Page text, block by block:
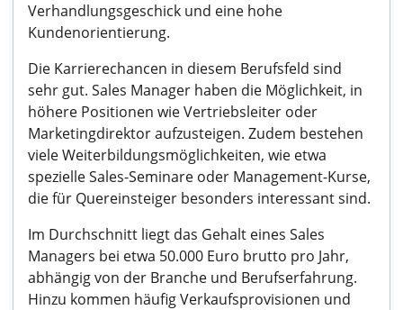
Verhandlungsgeschick und eine hohe
Kundenorientierung.
Die Karrierechancen in diesem Berufsfeld sind
sehr gut. Sales Manager haben die Möglichkeit, in
höhere Positionen wie Vertriebsleiter oder
Marketingdirektor aufzusteigen. Zudem bestehen
viele Weiterbildungsmöglichkeiten, wie etwa
spezielle Sales-Seminare oder Management-Kurse,
die für Quereinsteiger besonders interessant sind.
Im Durchschnitt liegt das Gehalt eines Sales
Managers bei etwa 50.000 Euro brutto pro Jahr,
abhängig von der Branche und Berufserfahrung.
Hinzu kommen häufig Verkaufsprovisionen und